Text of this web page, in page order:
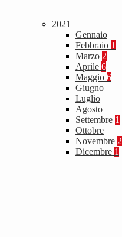
2021
Gennaio
Febbraio 1
Marzo 2
Aprile 6
Maggio 6
Giugno
Luglio
Agosto
Settembre 1
Ottobre
Novembre 2
Dicembre 1